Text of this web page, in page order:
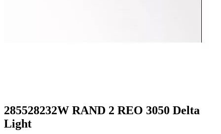
285528232W RAND 2 REO 3050 Delta
Light